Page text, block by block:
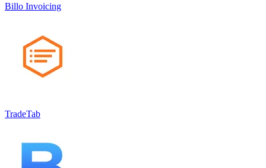
Billo Invoicing
TradeTab